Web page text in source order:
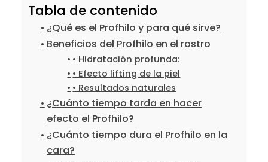
Tabla de contenido
¿Qué es el Profhilo y para qué sirve?
Beneficios del Profhilo en el rostro
• Hidratación profunda:
• Efecto lifting de la piel
• Resultados naturales
¿Cuánto tiempo tarda en hacer
efecto el Profhilo?
¿Cuánto tiempo dura el Profhilo en la
cara?